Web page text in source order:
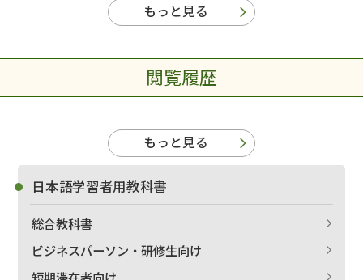
もっと見る
閲覧履歴
もっと見る
日本語学習者用教科書
総合教科書
ビジネスパーソン・研修生向け
短期滞在者向け